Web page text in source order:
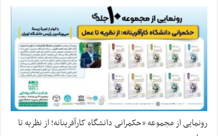
رونمایی از مجموعه «حکمرانی دانشگاه کارآفرینانه؛ از نظریه تا